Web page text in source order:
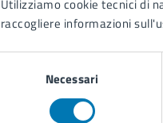
Utilizziamo cookie tecnici di
raccogliere informazioni
Necessari